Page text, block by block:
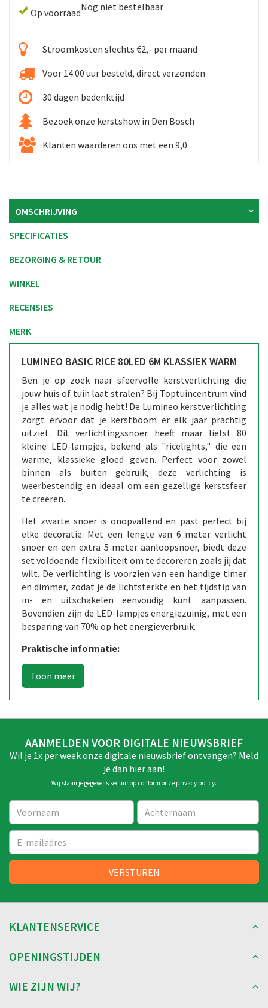
Op voorraadNog niet bestelbaar
Stroomkosten slechts €2,- per maand
Voor 14:00 uur besteld, direct verzonden
30 dagen bedenktijd
Bezoek onze kerstshow in Den Bosch
Klanten waarderen ons met een 9,0
OMSCHRIJVING
SPECIFICATIES
BEZORGING & RETOUR
WINKEL
RECENSIES
MERK
LUMINEO BASIC RICE 80LED 6M KLASSIEK WARM
Ben je op zoek naar sfeervolle kerstverlichting die
jouw huis of tuin laat stralen? Bij Toptuincentrum vind
je alles wat je nodig hebt! De Lumineo kerstverlichting
zorgt ervoor dat je kerstboom er elk jaar prachtig
uitziet. Dit verlichtingssnoer heeft maar liefst 80
kleine LED-lampjes, bekend als "ricelights," die een
warme, klassieke gloed geven. Perfect voor zowel
binnen als buiten gebruik, deze verlichting is
weerbestendig en ideaal om een gezellige kerstsfeer
te creëren.
Het zwarte snoer is onopvallend en past perfect bij
elke decoratie. Met een lengte van 6 meter verlicht
snoer en een extra 5 meter aanloopsnoer, biedt deze
set voldoende flexibiliteit om te decoreren zoals jij dat
wilt. De verlichting is voorzien van een handige timer
en dimmer, zodat je de lichtsterkte en het tijdstip van
in- en uitschakelen eenvoudig kunt aanpassen.
Bovendien zijn de LED-lampjes energiezuinig, met een
besparing van 70% op het energieverbruik.
Praktische informatie:
AANMELDEN VOOR DIGITALE NIEUWSBRIEF
Wil je 1x per week onze digitale nieuwsbrief ontvangen? Meld
je dan hier aan!
Wij slaan je gegevens secuur op conform onze privacy policy.
KLANTENSERVICE
OPENINGSTIJDEN
WIE ZIJN WIJ?